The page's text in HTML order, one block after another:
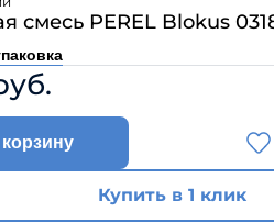
Шинглас
смесь PEREL Blokus
корзину
Купить в 1 клик